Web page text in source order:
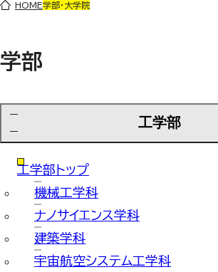
HOME学部・大学院
学部
工学部
工学部トップ
機械工学科
ナノサイエンス学科
建築学科
宇宙航空システム工学科